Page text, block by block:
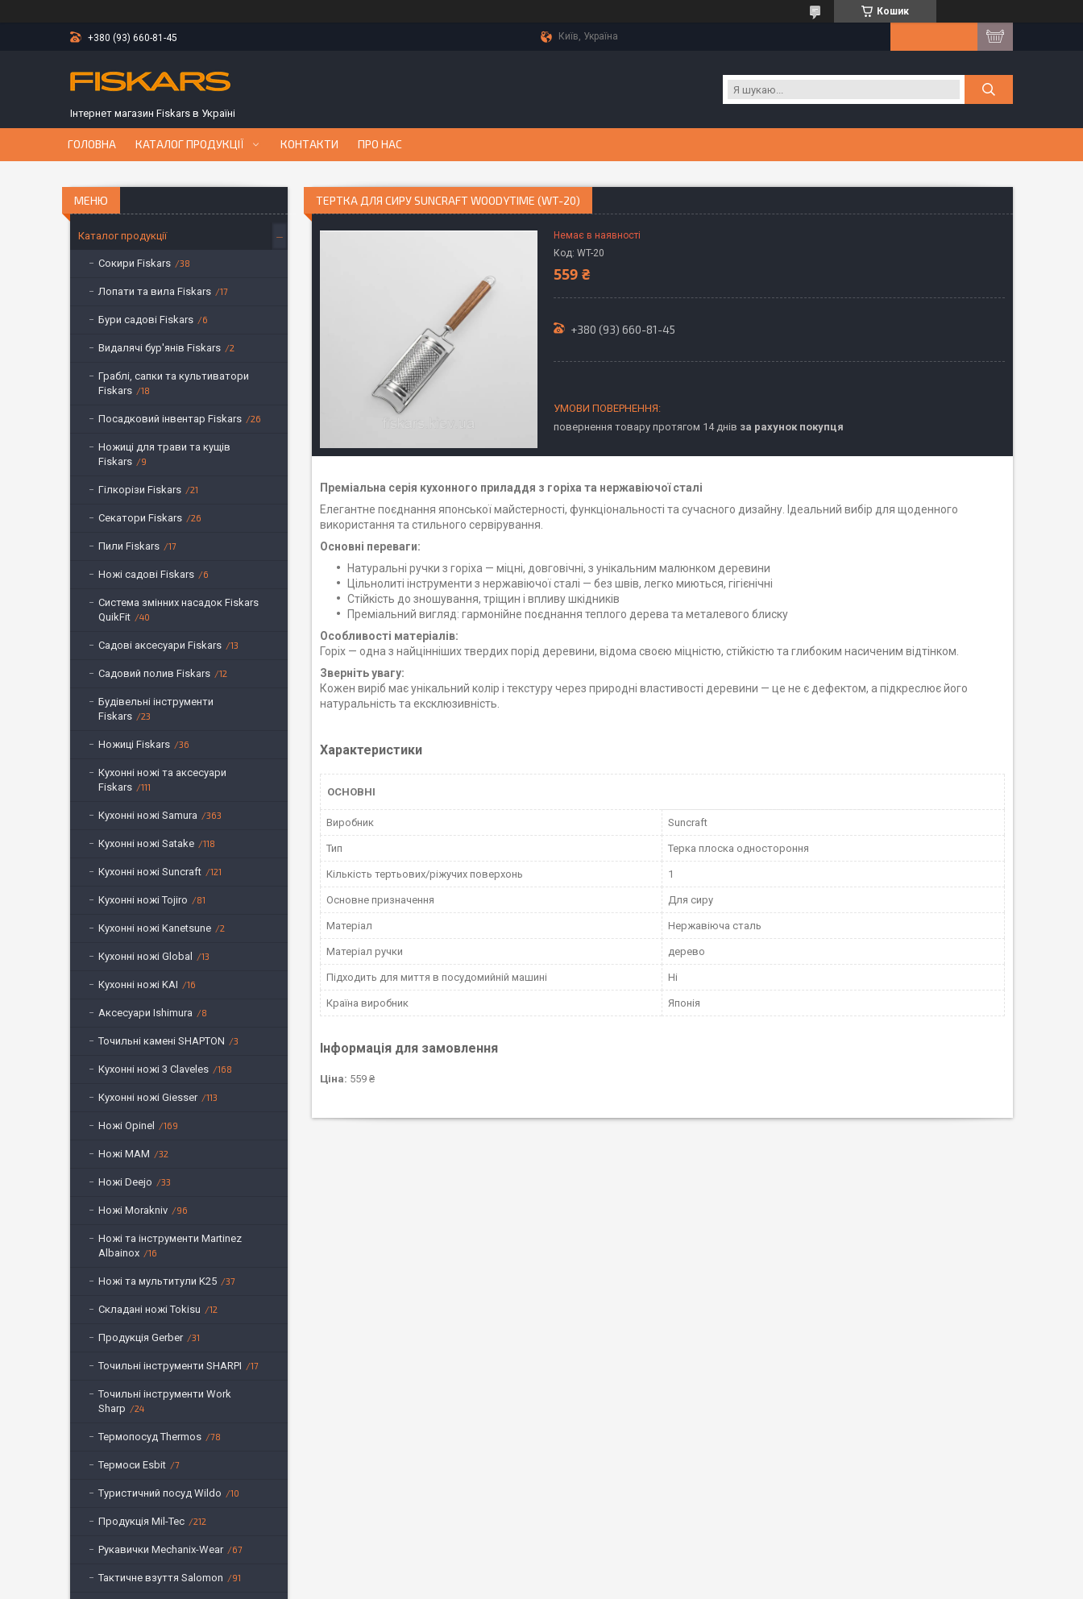
Кошик
+380 (93) 660-81-45 Київ, Україна
Інтернет магазин Fiskars в Україні
ГОЛОВНА КАТАЛОГ ПРОДУКЦІЇ КОНТАКТИ ПРО НАС
ТЕРТКА ДЛЯ СИРУ SUNCRAFT WOODYTIME (WT-20)
Немає в наявності
Код: WT-20
559 ₴
+380 (93) 660-81-45
повернення товару протягом 14 днів за рахунок покупця
Преміальна серія кухонного приладдя з горіха та нержавіючої сталі
Елегантне поєднання японської майстерності, функціональності та сучасного дизайну. Ідеальний вибір для щоденного
використання та стильного сервірування.
Основні переваги:
Натуральні ручки з горіха — міцні, довговічні, з унікальним малюнком деревини
Цільнолиті інструменти з нержавіючої сталі — без швів, легко миються, гігієнічні
Стійкість до зношування, тріщин і впливу шкідників
Преміальний вигляд: гармонійне поєднання теплого дерева та металевого блиску
Особливості матеріалів:
Горіх — одна з найцінніших твердих порід деревини, відома своєю міцністю, стійкістю та глибоким насиченим відтінком.
Зверніть увагу:
Кожен виріб має унікальний колір і текстуру через природні властивості деревини — це не є дефектом, а підкреслює його
натуральність та ексклюзивність.
Характеристики
ОСНОВНІ
Виробник Suncraft
Тип Терка плоска одностороння
Кількість тертьових/ріжучих поверхонь 1
Основне призначення Для сиру
Матеріал Нержавіюча сталь
Матеріал ручки дерево
Підходить для миття в посудомийній машині Ні
Країна виробник Японія
Інформація для замовлення
Ціна: 559 ₴
Каталог продукції
Сокири Fiskars 38
Лопати та вила Fiskars 17
Бури садові Fiskars 6
Видалячі бур'янів Fiskars 2
Граблі, сапки та культиватори
Fiskars
18
Посадковий інвентар Fiskars 26
Ножиці для трави та кущів
Fiskars
9
Гілкорізи Fiskars 21
Секатори Fiskars 26
Пили Fiskars 17
Ножі садові Fiskars 6
Система змінних насадок Fiskars
QuikFit
40
Садові аксесуари Fiskars 13
Садовий полив Fiskars 12
Будівельні інструменти
Fiskars
23
Ножиці Fiskars 36
Кухонні ножі та аксесуари
Fiskars
111
Кухонні ножі Samura 363
Кухонні ножі Satake 118
Кухонні ножі Suncraft 121
Кухонні ножі Tojiro 81
Кухонні ножі Kanetsune 2
Кухонні ножі Global 13
Кухонні ножі KAI 16
Аксесуари Ishimura 8
Точильні камені SHAPTON 3
Кухонні ножі 3 Claveles 168
Кухонні ножі Giesser 113
Ножі Opinel 169
Ножі MAM 32
Ножі Deejo 33
Ножі Morakniv 96
Ножі та інструменти Martinez
Albainox
16
Ножі та мультитули K25 37
Складані ножі Tokisu 12
Продукція Gerber 31
Точильні інструменти SHARPI 17
Точильні інструменти Work
Sharp
24
Термопосуд Thermos 78
Термоси Esbit 7
Туристичний посуд Wildo 10
Продукція Mil-Tec 212
Рукавички Mechanix-Wear 67
Тактичне взуття Salomon 91